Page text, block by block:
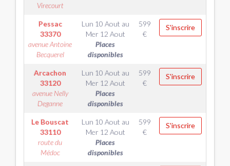
Virecourt
Pessac
33370
avenue Antoine
Becquerel
Lun 10 Aout au
Mer 12 Aout
Places
disponibles
599
€
S'inscrire
Arcachon
33120
avenue Nelly
Deganne
Lun 10 Aout au
Mer 12 Aout
Places
disponibles
599
€
S'inscrire
Le Bouscat
33110
route du
Médoc
Lun 10 Aout au
Mer 12 Aout
Places
disponibles
599
€
S'inscrire